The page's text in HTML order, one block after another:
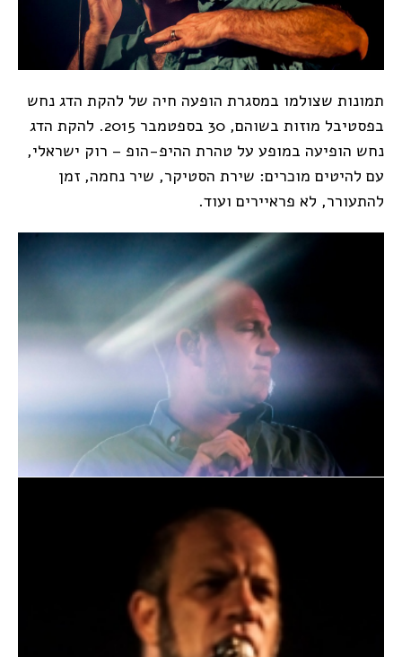
תמונות שצולמו במסגרת הופעה חיה של להקת הדג נחש
בפסטיבל מוזות בשוהם, 30 בספטמבר 2015. להקת הדג
נחש הופיעה במופע על טהרת ההיפ-הופ – רוק ישראלי,
עם להיטים מוכרים: שירת הסטיקר, שיר נחמה, זמן
להתעורר, לא פראיירים ועוד.